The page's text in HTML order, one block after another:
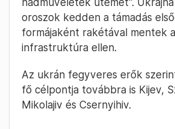
oroszok kedden a támadás
formájaként rakétával mentek
infrastruktúra ellen.
Az ukrán fegyveres erők
fő célpontja továbbra is Kijev,
Mikolajiv és Csernyihiv.